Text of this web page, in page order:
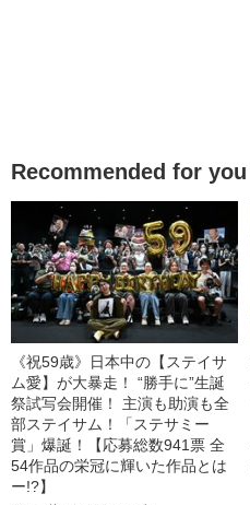
Recommended for you
《祝59歳》日本中の【ステイサ
ム愛】が大暴走！ “勝手に”生誕
祭試写会開催！ 主演も助演も全
部ステイサム！「ステサミー
賞」爆誕！【応募総数941票 全
54作品の栄冠に輝いた作品とは
ー!?】